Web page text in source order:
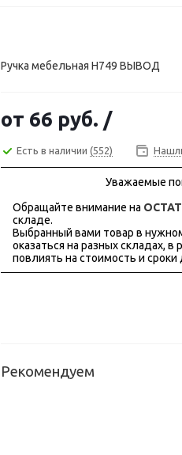
Ручка мебельная Н749 ВЫВОД
от 66 руб. /
Есть в наличии (552)
Уважаемые
Обращайте внимание на
складе.
Выбранный вами товар в
оказаться на разных складах,
повлиять на стоимость и сроки
Рекомендуем